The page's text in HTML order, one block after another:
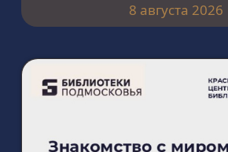
8 августа 2026